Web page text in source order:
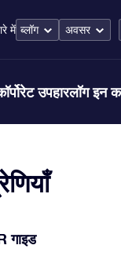
में ब्लॉग अवसर
उपहारलॉग इन
गाइड